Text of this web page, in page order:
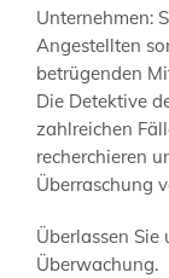
Unternehmen:
Angestellten
betrügenden
Die Detektive
zahlreichen
recherchieren
Überraschung
Überlassen Sie
Überwachung.